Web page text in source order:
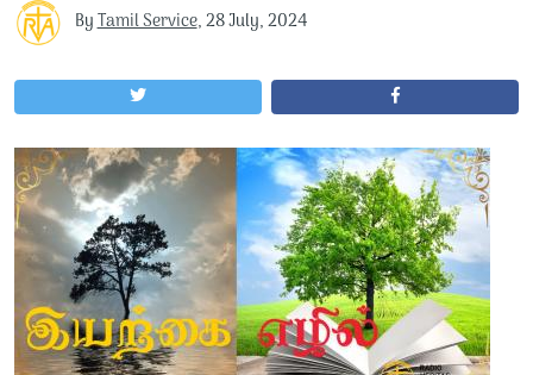
ByTamil Service,28 July, 2024